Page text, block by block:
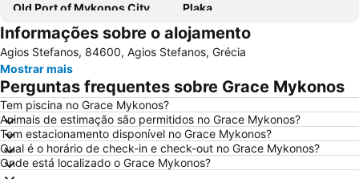
Old Port of Mykonos City
Plaka
Kalo Livadi
Mykonos Island National Airport
Psarou Beach
Paranga Beach
Syros Port
Traditional Settlement of Mykonos
Elia
Agia Thalassa
Mylos
1. Antanaklasis Music Festival Mykonos
Marco Polo
Agrari
Chalandriani
Panagia Filotitisa
Informações sobre o alojamento
Agios Stefanos, 84600, Agios Stefanos, Grécia
Mostrar mais
Perguntas frequentes sobre Grace Mykonos
Tem piscina no Grace Mykonos?
Animais de estimação são permitidos no Grace Mykonos?
Tem estacionamento disponível no Grace Mykonos?
Qual é o horário de check-in e check-out no Grace Mykonos?
Onde está localizado o Grace Mykonos?